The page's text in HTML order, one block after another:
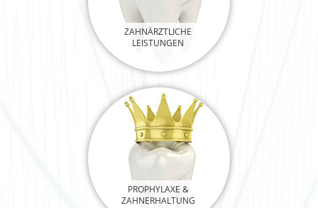
ZAHNÄRZTLICHE
LEISTUNGEN
PROPHYLAXE &
ZAHNERHALTUNG